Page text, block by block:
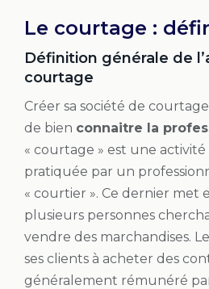
Le courtage :
Définition générale de
courtage
Créer sa société de
de bien connaitre la
« courtage » est une
pratiquée par un
« courtier ». Ce dernier met
plusieurs personnes
vendre des marchandises.
ses clients à acheter des
généralement rémunéré